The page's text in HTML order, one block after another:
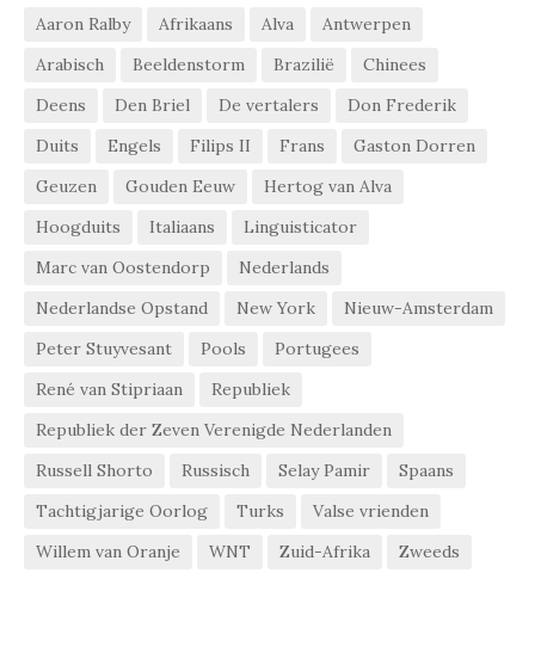
Aaron Ralby Afrikaans Alva
Antwerpen
Arabisch
Beeldenstorm Brazilië
Chinees
Deens
Den Briel De vertalers
Don Frederik
Duits
Engels Filips II Frans
Gaston Dorren
Geuzen
Gouden Eeuw
Hertog van Alva
Hoogduits
Italiaans
Linguisticator
Marc van Oostendorp
Nederlands
Nederlandse Opstand
New York
Nieuw-Amsterdam
Peter Stuyvesant
Pools
Portugees
René van Stipriaan
Republiek
Republiek der Zeven Verenigde Nederlanden
Russell Shorto
Russisch Selay Pamir
Spaans
Tachtigjarige Oorlog
Turks
Valse vrienden
Willem van Oranje
WNT Zuid-Afrika Zweeds